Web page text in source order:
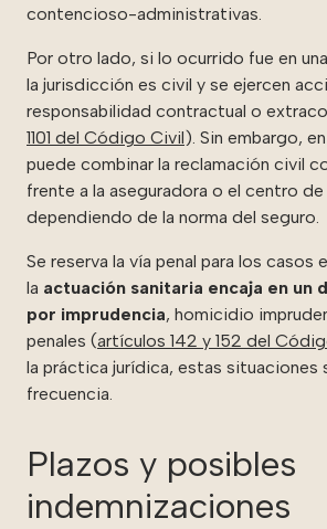
contencioso-administrativas.
Por otro lado, si lo ocurrido fue en
la jurisdicción es civil y se ejercen
responsabilidad contractual o
1101 del Código Civil). Sin embargo,
puede combinar la reclamación civil
frente a la aseguradora o el centro de
dependiendo de la norma del seguro.
Se reserva la vía penal para los casos
la actuación sanitaria encaja en un
por imprudencia, homicidio
penales (artículos 142 y 152 del
la práctica jurídica, estas situaciones
frecuencia.
Plazos y posibles
indemnizaciones